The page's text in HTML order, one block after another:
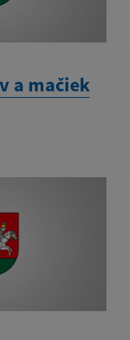
a mačiek